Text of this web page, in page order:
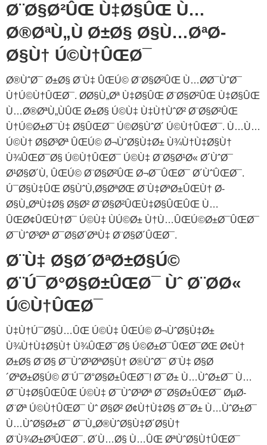
Ø¨Ø§Ø²ÛŒ Ù‡Ø§ÛŒ Ù…
Ø®ØªÙ„Ù Ø±Ø§ Ø§Ù…ØªØ­
Ø§Ù† Ú©Ù†ÛŒØ¯
Ø®ÙˆØ¯ Ø±Ø§ Ø¨Ù‡ ÛŒÚ© Ø¨Ø§Ø²ÛŒ Ù…Ø­Ø¯ÙˆØ¯
Ù†Ú©Ù†ÛŒØ¯. Ø­Ø§Ù„Øª Ù‡Ø§ÛŒ Ø¨Ø§Ø²ÛŒ Ù‡Ø§ÛŒ
Ù…Ø®ØªÙ„ÙÛŒ Ø±Ø§ Ú©Ù‡ Ù‡Ù†ÙˆØ² Ø¨Ø§Ø²ÛŒ
Ù†Ú©Ø±Ø¯Ù‡ Ø§ÛŒØ¯ Ú©Ø§ÙˆØ´ Ú©Ù†ÛŒØ¯. Ù…Ù…
Ú©Ù† Ø§Ø³Øª ÛŒÚ© Ø¬ÙˆØ§Ù‡Ø± Ù¾Ù†Ù‡Ø§Ù†
Ù¾ÛŒØ¯Ø§ Ú©Ù†ÛŒØ¯ Ú©Ù‡ Ø¨Ø§Ø¹Ø« Ø´ÙˆØ¯
Ø¹Ø§Ø´Ù‚ ÛŒÚ© Ø¨Ø§Ø²ÛŒ Ø¬Ø¯ÛŒØ¯ Ø´ÙˆÛŒØ¯.
Ú¯Ø§Ù‡ÛŒ Ø§ÙˆÙ‚Ø§ØªØŒ Ø¨Ù‡ØªØ±ÛŒÙ† Ø­
Ø§Ù„Øª‌Ù‡Ø§ Ø§Ø² Ø¨Ø§Ø²ÛŒ‌Ù‡Ø§ÛŒÛŒ Ù…
ÛŒ‌Ø¢ÛŒÙ†Ø¯ Ú©Ù‡ ÙÚ©Ø± Ù†Ù…ÛŒ‌Ú©Ø±Ø¯ÛŒØ¯
Ø¯ÙˆØ³Øª Ø¯Ø§Ø´ØªÙ‡ Ø¨Ø§Ø´ÛŒØ¯.
Ø¨Ù‡ Ø§Ø´ØªØ±Ø§Ú©
Ø¨Ú¯Ø°Ø§Ø±ÛŒØ¯ Ùˆ Ø¨Ø­Ø«
Ú©Ù†ÛŒØ¯
Ù‡Ù†Ú¯Ø§Ù…ÛŒ Ú©Ù‡ ÛŒÚ© Ø¬ÙˆØ§Ù‡Ø±
Ù¾Ù†Ù‡Ø§Ù† Ù¾ÛŒØ¯Ø§ Ú©Ø±Ø¯ÛŒØ¯ØŒ Ø¢Ù†
Ø±Ø§ Ø¨Ø§ Ø¯ÙˆØ³ØªØ§Ù† Ø®ÙˆØ¯ Ø¨Ù‡ Ø§Ø
´ØªØ±Ø§Ú© Ø¨Ú¯Ø°Ø§Ø±ÛŒØ¯! Ø¯Ø± Ù…ÙˆØ±Ø¯ Ù…
Ø¯Ù‡Ø§ÛŒÛŒ Ú©Ù‡ Ø¯ÙˆØ³Øª Ø¯Ø§Ø±ÛŒØ¯ ØµØ­
Ø¨Øª Ú©Ù†ÛŒØ¯ Ùˆ Ø§Ø² Ø¢Ù†Ù‡Ø§ Ø¯Ø± Ù…ÙˆØ±Ø¯
Ù…ÙˆØ§Ø±Ø¯ Ø¯Ù„Ø®ÙˆØ§Ù‡Ø´Ø§Ù†
Ø¨Ù¾Ø±Ø³ÛŒØ¯. Ø´Ù…Ø§ Ù…ÛŒ ØªÙˆØ§Ù†ÛŒØ¯